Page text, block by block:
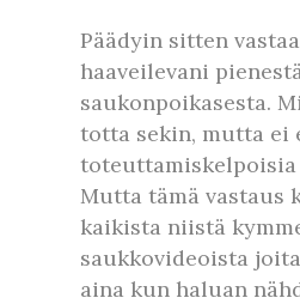
Päädyin sitten
haaveilevani
saukonpoikasesta.
totta sekin, mutta ei
Mutta tämä vastaus
kaikista niistä
saukkovideoista
aina kun haluan